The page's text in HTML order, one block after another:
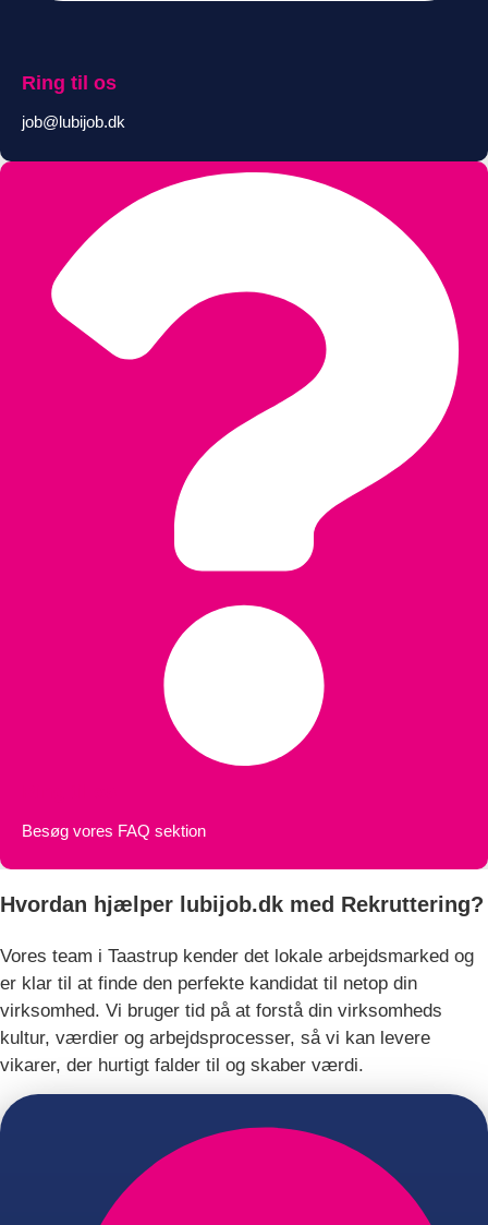
Ring til os
job@lubijob.dk
Besøg vores FAQ sektion
Hvordan hjælper lubijob.dk med Rekruttering?
Vores team i Taastrup kender det lokale arbejdsmarked og
er klar til at finde den perfekte kandidat til netop din
virksomhed. Vi bruger tid på at forstå din virksomheds
kultur, værdier og arbejdsprocesser, så vi kan levere
vikarer, der hurtigt falder til og skaber værdi.